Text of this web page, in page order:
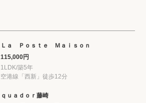
Ｌａ Ｐｏｓｔｅ Ｍａｉｓｏｎ
115,000円
1LDK/築5年
空港線「西新」徒歩12分
ｑｕａｄｏｒ藤崎